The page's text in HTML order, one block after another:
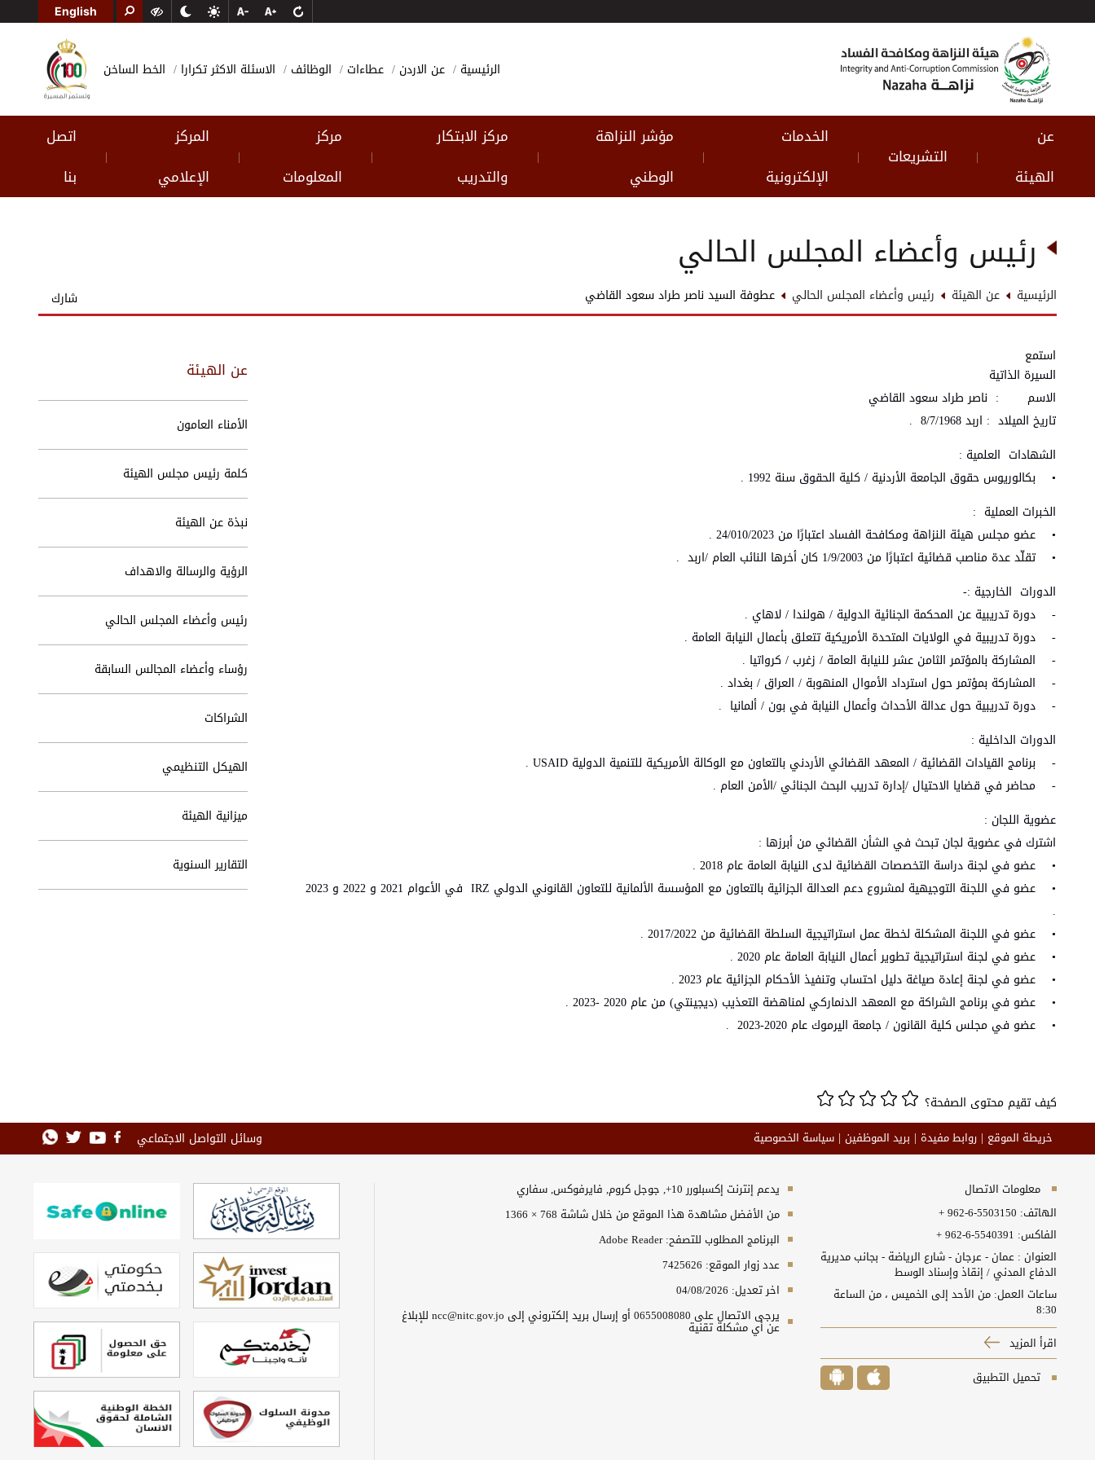
English
الرئيسية عن الاردن عطاءات الوظائف الاسئلة الاكثر تكرارا الخط الساخن
عن
الهيئة
| التشريعات |
الخدمات
الإلكترونية
|
مؤشر النزاهة
الوطني
|
مركز الابتكار
والتدريب
|
مركز
المعلومات
|
المركز
الإعلامي
|
اتصل
بنا
رئيس وأعضاء المجلس الحالي
الرئيسية عن الهيئة رئيس وأعضاء المجلس الحالي عطوفة السيد ناصر طراد سعود القاضي شارك
استمع
السيرة الذاتية
الاسم : ناصر طراد سعود القاضي
تاريخ الميلاد : اربد 8/7/1968 .
الشهادات العلمية :
• بكالوريوس حقوق الجامعة الأردنية / كلية الحقوق سنة 1992 .
الخبرات العملية :
• عضو مجلس هيئة النزاهة ومكافحة الفساد اعتبارًا من 24/010/2023 .
• تقلّد عدة مناصب قضائية اعتبارًا من 1/9/2003 كان أخرها النائب العام /اربد .
الدورات الخارجية :-
- دورة تدريبية عن المحكمة الجنائية الدولية / هولندا / لاهاي .
- دورة تدريبية في الولايات المتحدة الأمريكية تتعلق بأعمال النيابة العامة .
- المشاركة بالمؤتمر الثامن عشر للنيابة العامة / زغرب / كرواتيا .
- المشاركة بمؤتمر حول استرداد الأموال المنهوبة / العراق / بغداد .
- دورة تدريبية حول عدالة الأحداث وأعمال النيابة في بون / ألمانيا .
الدورات الداخلية :
- برنامج القيادات القضائية / المعهد القضائي الأردني بالتعاون مع الوكالة الأمريكية للتنمية الدولية USAID .
- محاضر في قضايا الاحتيال /إدارة تدريب البحث الجنائي /الأمن العام .
عضوية اللجان :
اشترك في عضوية لجان تبحث في الشأن القضائي من أبرزها :
• عضو في لجنة دراسة التخصصات القضائية لدى النيابة العامة عام 2018 .
• عضو في اللجنة التوجيهية لمشروع دعم العدالة الجزائية بالتعاون مع المؤسسة الألمانية للتعاون القانوني الدولي IRZ في الأعوام 2021 و 2022 و 2023
.
• عضو في اللجنة المشكلة لخطة عمل استراتيجية السلطة القضائية من 2017/2022 .
• عضو في لجنة استراتيجية تطوير أعمال النيابة العامة عام 2020 .
• عضو في لجنة إعادة صياغة دليل احتساب وتنفيذ الأحكام الجزائية عام 2023 .
• عضو في برنامج الشراكة مع المعهد الدنماركي لمناهضة التعذيب (ديجينتي) من عام 2020 -2023 .
• عضو في مجلس كلية القانون / جامعة اليرموك عام 2020-2023 .
عن الهيئة
الأمناء العامون
كلمة رئيس مجلس الهيئة
نبذة عن الهيئة
الرؤية والرسالة والاهداف
رئيس وأعضاء المجلس الحالي
رؤساء وأعضاء المجالس السابقة
الشراكات
الهيكل التنظيمي
ميزانية الهيئة
التقارير السنوية
كيف تقيم محتوى الصفحة؟
خريطة الموقع روابط مفيدة بريد الموظفين سياسة الخصوصية وسائل التواصل الاجتماعي
معلومات الاتصال
الهاتف: + 962-6-5503150
الفاكس: + 962-6-5540391
العنوان : عمان - عرجان - شارع الرياضة - بجانب مديرية
الدفاع المدني / إنقاذ وإسناد الوسط
ساعات العمل: من الأحد إلى الخميس ، من الساعة
8:30
اقرأ المزيد
تحميل التطبيق
يدعم إنترنت إكسبلورر 10+, جوجل كروم, فايرفوكس, سفاري
من الأفضل مشاهدة هذا الموقع من خلال شاشة 768 × 1366
البرنامج المطلوب للتصفح: Adobe Reader
عدد زوار الموقع: 7425626
اخر تعديل: 04/08/2026
يرجى الاتصال على 0655008080 أو إرسال بريد إلكتروني إلى ncc@nitc.gov.jo للإبلاغ
عن أي مشكلة تقنية